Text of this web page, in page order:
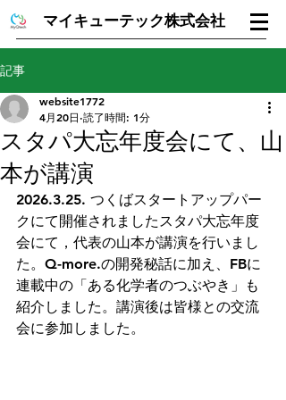
マイキューテック株式会社
記事
スタパ大忘年度会にて、山
本が講演
website1772
4月20日 読了時間: 1分
2026.3.25. つくばスタートアップパー
クにて開催されましたスタパ大忘年度
会にて，代表の山本が講演を行いまし
た。Q-more.の開発秘話に加え、FBに
連載中の「ある化学者のつぶやき」も
紹介しました。講演後は皆様との交流
会に参加しました。